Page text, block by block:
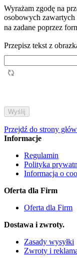
Wyrażam zgodę na
osobowych
na zadane poprzez
Przepisz tekst z
Przejdź do strony
Informacje
Regulamin
Polityka
Informacja o
Oferta dla Firm
Oferta dla Firm
Dostawa i zwroty.
Zasady wysyłki
Zwroty i